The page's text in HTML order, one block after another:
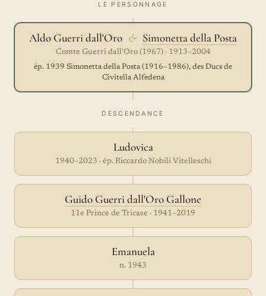
LE PERSONNAGE
Aldo Guerri dall'Oro & Simonetta della Posta
Comte Guerri dall'Oro (1967) · 1913–2004
ép. 1939 Simonetta della Posta (1916–1986), des Ducs de
Civitella Alfedena
DESCENDANCE
Ludovica
1940–2023 · ép. Riccardo Nobili Vitelleschi
Guido Guerri dall'Oro Gallone
11e Prince de Tricase · 1941–2019
Emanuela
n. 1943